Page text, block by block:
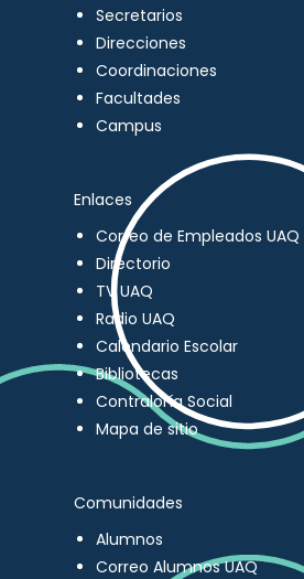
Secretarios
Direcciones
Coordinaciones
Facultades
Campus
Enlaces
Correo de Empleados UAQ
Directorio
TV UAQ
Radio UAQ
Calendario Escolar
Bibliotecas
Contraloría Social
Mapa de sitio
Comunidades
Alumnos
Correo Alumnos UAQ